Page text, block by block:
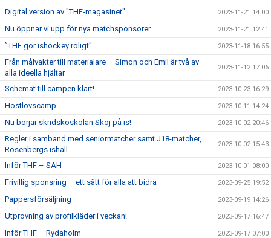
Digital version av "THF-magasinet" 2023-11-21 14:00
Nu öppnar vi upp för nya matchsponsorer 2023-11-21 12:41
”THF gör ishockey roligt" 2023-11-18 16:55
Från målvakter till materialare – Simon och Emil är två av
alla ideella hjältar
2023-11-12 17:06
Schemat till campen klart! 2023-10-23 16:29
Höstlovscamp 2023-10-11 14:24
Nu börjar skridskoskolan Skoj på is! 2023-10-02 20:46
Regler i samband med seniormatcher samt J18-matcher,
Rosenbergs ishall
2023-10-02 15:43
Inför THF – SAH 2023-10-01 08:00
Frivillig sponsring – ett sätt för alla att bidra 2023-09-25 19:52
Pappersförsäljning 2023-09-19 14:26
Utprovning av profilkläder i veckan! 2023-09-17 16:47
Inför THF – Rydaholm 2023-09-17 07:00